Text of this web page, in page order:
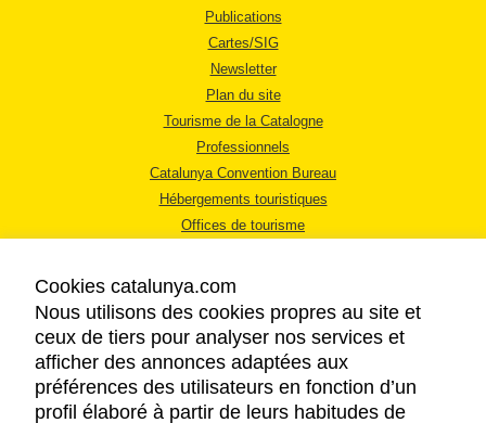
Publications
Cartes/SIG
Newsletter
Plan du site
Tourisme de la Catalogne
Professionnels
Catalunya Convention Bureau
Hébergements touristiques
Offices de tourisme
MENTIONS LÉGALES
RÈGLES DE CONFIDENTIALITÉ
Cookies catalunya.com
Nous utilisons des cookies propres au site et
ceux de tiers pour analyser nos services et
afficher des annonces adaptées aux
préférences des utilisateurs en fonction d’un
profil élaboré à partir de leurs habitudes de